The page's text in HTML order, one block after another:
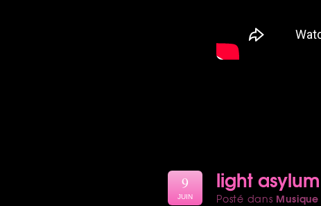
light asylum
Posté dans Musique
9
JUIN